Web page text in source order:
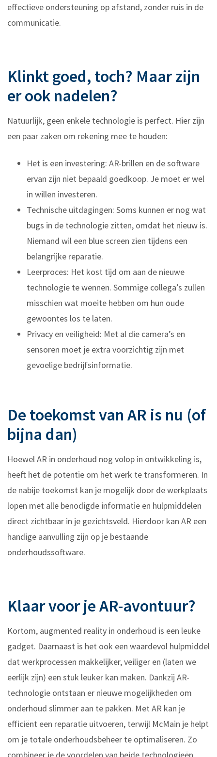
effectieve ondersteuning op afstand, zonder ruis in de
communicatie.
Klinkt goed, toch? Maar zijn
er ook nadelen?
Natuurlijk, geen enkele technologie is perfect. Hier zijn
een paar zaken om rekening mee te houden:
Het is een investering: AR-brillen en de software
ervan zijn niet bepaald goedkoop. Je moet er wel
in willen investeren.
Technische uitdagingen: Soms kunnen er nog wat
bugs in de technologie zitten, omdat het nieuw is.
Niemand wil een blue screen zien tijdens een
belangrijke reparatie.
Leerproces: Het kost tijd om aan de nieuwe
technologie te wennen. Sommige collega’s zullen
misschien wat moeite hebben om hun oude
gewoontes los te laten.
Privacy en veiligheid: Met al die camera’s en
sensoren moet je extra voorzichtig zijn met
gevoelige bedrijfsinformatie.
De toekomst van AR is nu (of
bijna dan)
Hoewel AR in onderhoud nog volop in ontwikkeling is,
heeft het de potentie om het werk te transformeren. In
de nabije toekomst kan je mogelijk door de werkplaats
lopen met alle benodigde informatie en hulpmiddelen
direct zichtbaar in je gezichtsveld. Hierdoor kan AR een
handige aanvulling zijn op je bestaande
onderhoudssoftware.
Klaar voor je AR-avontuur?
Kortom, augmented reality in onderhoud is een leuke
gadget. Daarnaast is het ook een waardevol hulpmiddel
dat werkprocessen makkelijker, veiliger en (laten we
eerlijk zijn) een stuk leuker kan maken. Dankzij AR-
technologie ontstaan er nieuwe mogelijkheden om
onderhoud slimmer aan te pakken. Met AR kan je
efficiënt een reparatie uitvoeren, terwijl McMain je helpt
om je totale onderhoudsbeheer te optimaliseren. Zo